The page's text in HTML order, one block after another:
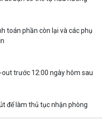
toán phần còn lại và các phụ
trước 12:00 ngày hôm sau
để làm thủ tục nhận phòng